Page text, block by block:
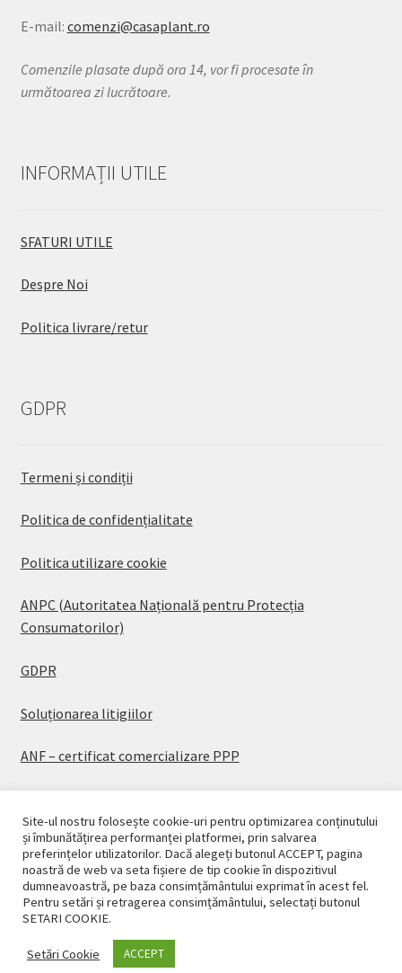
E-mail: comenzi@casaplant.ro
Comenzile plasate după ora 14, vor fi procesate în
următoarea zi lucrătoare.
INFORMAȚII UTILE
SFATURI UTILE
Despre Noi
Politica livrare/retur
GDPR
Termeni și condiții
Politica de confidențialitate
Politica utilizare cookie
ANPC (Autoritatea Națională pentru Protecția
Consumatorilor)
GDPR
Soluționarea litigiilor
ANF – certificat comercializare PPP
© CASAPLANT 2026
Politică de confidențialitate
Site-ul nostru folosește cookie-uri pentru optimizarea conținutului
și îmbunătățirea performanței platformei, prin salvarea
preferințelor utilizatorilor. Dacă alegeți butonul ACCEPT, pagina
noastră de web va seta fișiere de tip cookie în dispozitivul
dumneavoastră, pe baza consimțământului exprimat în acest fel.
Pentru setări și retragerea consimțământului, selectați butonul
SETARI COOKIE.
Setări Cookie ACCEPT